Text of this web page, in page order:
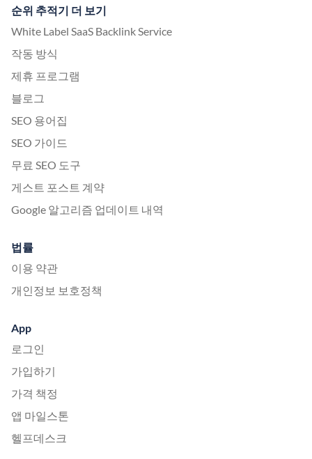
순위 추적기 더 보기
White Label SaaS Backlink Service
작동 방식
제휴 프로그램
블로그
SEO 용어집
SEO 가이드
무료 SEO 도구
게스트 포스트 계약
Google 알고리즘 업데이트 내역
법률
이용 약관
개인정보 보호정책
App
로그인
가입하기
가격 책정
앱 마일스톤
헬프데스크